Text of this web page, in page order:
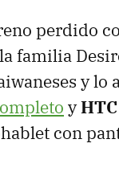
perdido
familia
y lo
y
con